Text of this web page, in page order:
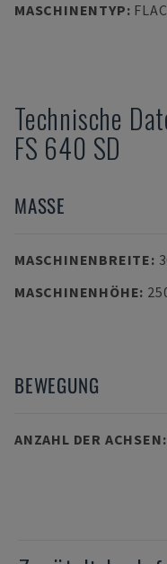
MASCHINENTYP:
Technische
FS 640 SD
MASSE
MASCHINENBREITE:
MASCHINENHÖHE:
BEWEGUNG
ANZAHL DER ACHSEN: